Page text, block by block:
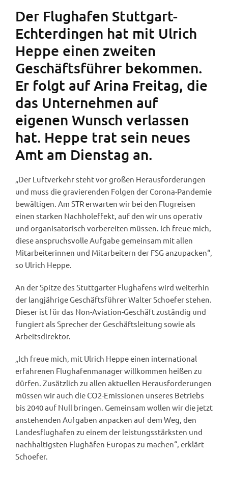
Der Flughafen Stuttgart-
Echterdingen hat mit Ulrich
Heppe einen zweiten
Geschäftsführer bekommen.
Er folgt auf Arina Freitag, die
das Unternehmen auf
eigenen Wunsch verlassen
hat. Heppe trat sein neues
Amt am Dienstag an.
„Der Luftverkehr steht vor großen Herausforderungen
und muss die gravierenden Folgen der Corona-Pandemie
bewältigen. Am STR erwarten wir bei den Flugreisen
einen starken Nachholeffekt, auf den wir uns operativ
und organisatorisch vorbereiten müssen. Ich freue mich,
diese anspruchsvolle Aufgabe gemeinsam mit allen
Mitarbeiterinnen und Mitarbeitern der FSG anzupacken“,
so Ulrich Heppe.
An der Spitze des Stuttgarter Flughafens wird weiterhin
der langjährige Geschäftsführer Walter Schoefer stehen.
Dieser ist für das Non-Aviation-Geschäft zuständig und
fungiert als Sprecher der Geschäftsleitung sowie als
Arbeitsdirektor.
„Ich freue mich, mit Ulrich Heppe einen international
erfahrenen Flughafenmanager willkommen heißen zu
dürfen. Zusätzlich zu allen aktuellen Herausforderungen
müssen wir auch die CO2-Emissionen unseres Betriebs
bis 2040 auf Null bringen. Gemeinsam wollen wir die jetzt
anstehenden Aufgaben anpacken auf dem Weg, den
Landesflughafen zu einem der leistungsstärksten und
nachhaltigsten Flughäfen Europas zu machen“, erklärt
Schoefer.